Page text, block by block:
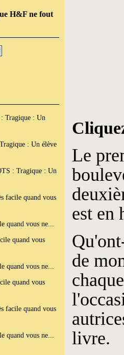
H&F ne fout
Tragique : Un
: Un élève
: Tragique : Un
facile quand vous
quand vous ne...
quand vous
quand vous ne...
quand vous
facile quand vous
quand vous ne...
Le
est en
de
livre.